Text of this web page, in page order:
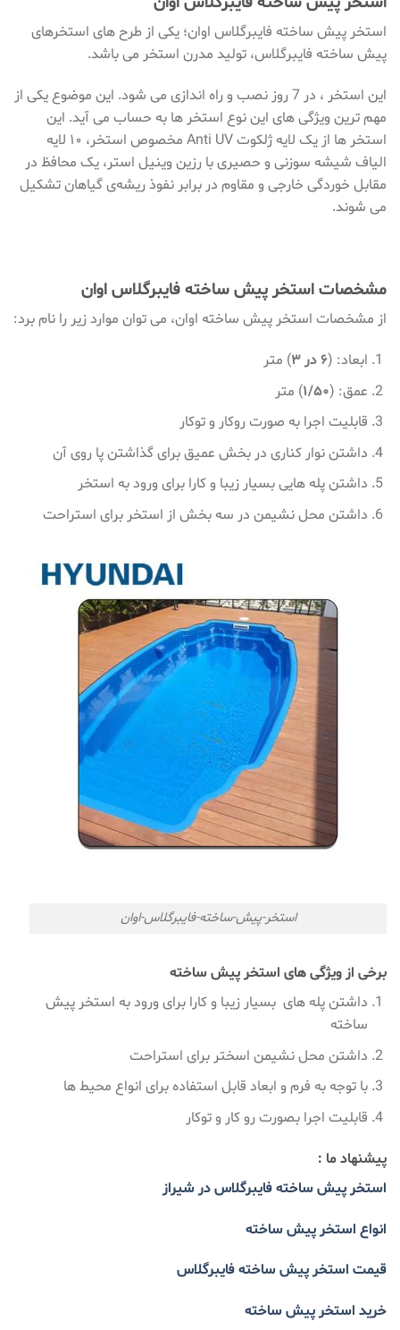
استخر پیش ساخته فایبرگلاس اوان؛ یکی از طرح های استخرهای
پیش ساخته فایبرگلاس، تولید مدرن استخر می باشد.
این استخر ، در 7 روز نصب و راه اندازی می شود. این موضوع یکی از
مهم ترین ویژگی های این نوع استخر ها به حساب می آید. این
استخر ها از یک لایه ژلکوت Anti UV مخصوص استخر، ۱۰ لایه‌
الیاف شیشه سوزنی و حصیری با رزین وینیل استر، یک محافظ در
مقابل خوردگی خارجی و مقاوم در برابر نفوذ ریشه‌ی گیاهان تشکیل
می شوند.
مشخصات استخر پیش ساخته فایبرگلاس اوان
از مشخصات استخر پیش ساخته اوان، می توان موارد زیر را نام برد:
ابعاد: (۶ در ۳
) متر
عمق: (۱/۵۰) متر
قابلیت اجرا به صورت روکار و توکار
داشتن نوار کناری در بخش عمیق برای گذاشتن پا روی آن
داشتن پله‌ هایی بسیار زیبا و کارا برای ورود به استخر
داشتن محل نشیمن در سه بخش از استخر برای استراحت
استخر-پیش-ساخته-فایبرگلاس-اوان
برخی از ویژگی های استخر پیش ساخته
داشتن پله های بسیار زیبا و کارا برای ورود به استخر پیش
ساخته
داشتن محل نشیمن اسختر برای استراحت
با توجه به فرم و ابعاد قابل استفاده برای انواع محیط ها
قابلیت اجرا بصورت رو کار و توکار
پیشنهاد ما :
استخر پیش ساخته فایبرگلاس در شیراز
انواع استخر پیش ساخته
قیمت استخر پیش ساخته فایبرگلاس
خرید استخر پیش ساخته